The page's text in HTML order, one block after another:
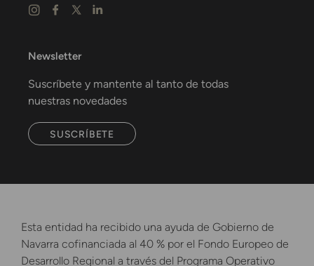
Newsletter
Suscríbete y mantente al tanto de todas
nuestras novedades
SUSCRÍBETE
Esta entidad ha recibido una ayuda de Gobierno de
Navarra cofinanciada al 40 % por el Fondo Europeo de
Desarrollo Regional a través del Programa Operativo